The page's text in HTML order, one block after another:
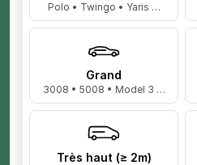
Polo • Twingo • Yaris …
Grand
3008 • 5008 • Model 3 …
Très haut (≥ 2m)